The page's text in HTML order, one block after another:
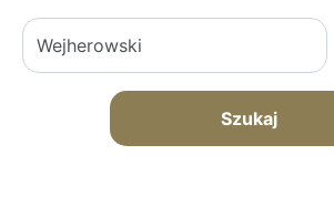
Szukaj